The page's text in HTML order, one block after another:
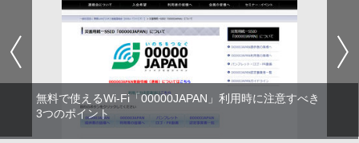
無料で使えるWi-Fi「00000JAPAN」利用時に注意すべき
3つのポイント